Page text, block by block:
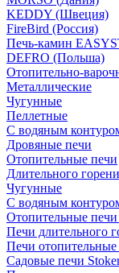
KEDDY (Швеция)
FireBird (Россия)
Печь-камин
DEFRO (Польша)
Отопительно-
Металлические
Чугунные
Пеллетные
С водяным
Дровяные печи
Отопительные печи
Длительного
Чугунные
C водяным
Отопительные печи
Печи длительного
Печи
Садовые печи